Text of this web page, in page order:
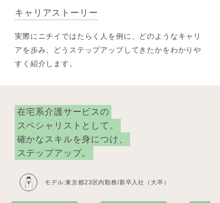
キャリアストーリー
実際にニチイではたらく人を例に、どのようなキャリ
アを歩み、どうステップアップしてきたかをわかりや
すく紹介します。
在宅系介護サービスの
スペシャリストとして。
確かなスキルを身につけ、
ステップアップ。
モデル:東京都23区内勤務/新卒入社（大卒）